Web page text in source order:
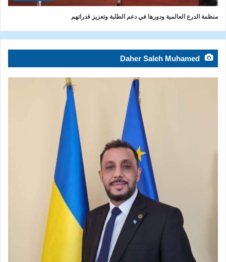
منظمة الدرع العالمية ودورها في دعم الطلبة وتعزيز قدراتهم
Daher Saleh Muhamed